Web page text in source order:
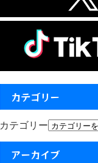
カテゴリー
カテゴリー
アーカイブ